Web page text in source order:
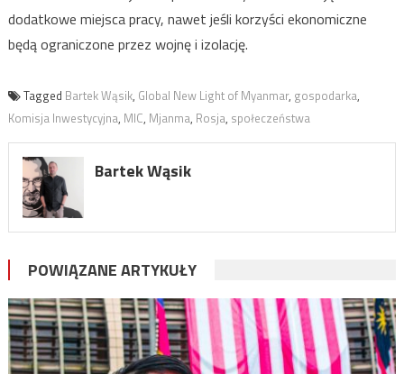
dodatkowe miejsca pracy, nawet jeśli korzyści ekonomiczne
będą ograniczone przez wojnę i izolację.
Tagged Bartek Wąsik, Global New Light of Myanmar, gospodarka,
Komisja Inwestycyjna, MIC, Mjanma, Rosja, społeczeństwa
Bartek Wąsik
POWIĄZANE ARTYKUŁY